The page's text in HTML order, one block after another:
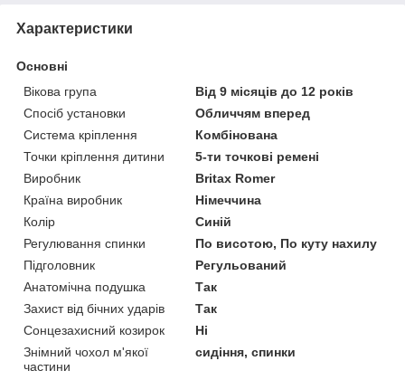
Характеристики
Основні
Вікова група
Від 9 місяців до 12 років
Спосіб установки
Обличчям вперед
Система кріплення
Комбінована
Точки кріплення дитини
5-ти точкові ремені
Виробник
Britax Romer
Країна виробник
Німеччина
Колір
Синій
Регулювання спинки
По висотою, По куту нахилу
Підголовник
Регульований
Анатомічна подушка
Так
Захист від бічних ударів
Так
Сонцезахисний козирок
Ні
Знімний чохол м'якої
частини
сидіння, спинки